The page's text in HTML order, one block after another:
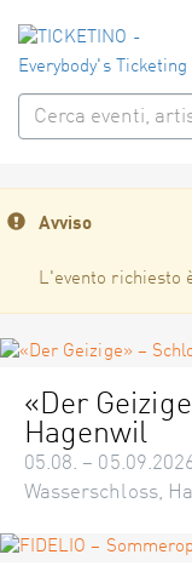
Avviso
L'evento richiesto
«Der
Hagenwil
05.08. –
Wasserschloss,